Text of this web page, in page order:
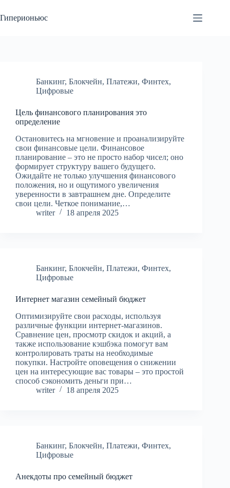
к
сути
Гиперионьюс
Банкинг, Блокчейн, Платежи, Финтех,
Цифровые
Цель финансового планирования это
определение
Остановитесь на мгновение и проанализируйте
свои финансовые цели. Финансовое
планирование – это не просто набор чисел; оно
формирует структуру вашего будущего.
Ожидайте не только улучшения финансового
положения, но и ощутимого увеличения
уверенности в завтрашнем дне. Определите
свои цели. Четкое понимание,…
writer
18 апреля 2025
Банкинг, Блокчейн, Платежи, Финтех,
Цифровые
Интернет магазин семейный бюджет
Оптимизируйте свои расходы, используя
различные функции интернет-магазинов.
Сравнение цен, просмотр скидок и акций, а
также использование кэшбэка помогут вам
контролировать траты на необходимые
покупки. Настройте оповещения о снижении
цен на интересующие вас товары – это простой
способ сэкономить деньги при…
writer
18 апреля 2025
Банкинг, Блокчейн, Платежи, Финтех,
Цифровые
Анекдоты про семейный бюджет